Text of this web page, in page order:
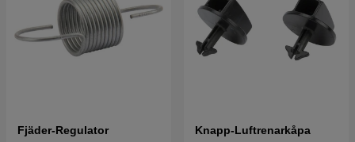
Fjäder-Regulator Knapp-Luftrenarkåpa